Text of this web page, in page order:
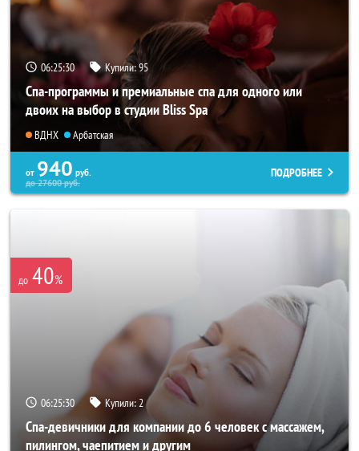
06:25:26 Купили:95
Спа-программы и премиальные спа для одного или
двоих на выбор в студии Bliss Spa
ВДНХ Арбатская
от 940 руб.
до27600руб.
ПОДРОБНЕЕ
до 40%
06:25:26 Купили: 2
Спа-девичники для компании до 6 человек с массажем,
пилингом, чаепитием и другим